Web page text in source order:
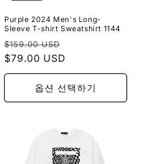
Purple 2024 Men's Long-
Sleeve T-shirt Sweatshirt 1144
정
가
$159.00 USD
가
$79.00 USD
옵션 선택하기